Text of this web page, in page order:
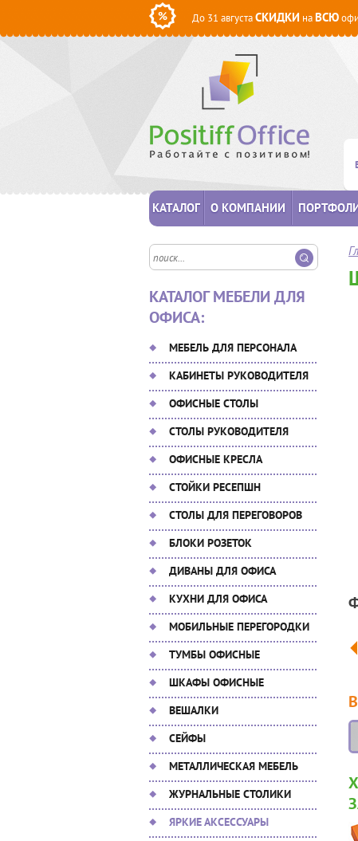
До 31 августаСКИДКИ наВСЮ
КАТАЛОГ О КОМПАНИИ
КАТАЛОГ МЕБЕЛИ ДЛЯ
ОФИСА:
МЕБЕЛЬ ДЛЯ ПЕРСОНАЛА
КАБИНЕТЫ РУКОВОДИТЕЛЯ
ОФИСНЫЕ СТОЛЫ
СТОЛЫ РУКОВОДИТЕЛЯ
ОФИСНЫЕ КРЕСЛА
СТОЙКИ РЕСЕПШН
СТОЛЫ ДЛЯ ПЕРЕГОВОРОВ
БЛОКИ РОЗЕТОК
ДИВАНЫ ДЛЯ ОФИСА
КУХНИ ДЛЯ ОФИСА
МОБИЛЬНЫЕ ПЕРЕГОРОДКИ
ТУМБЫ ОФИСНЫЕ
ШКАФЫ ОФИСНЫЕ
ВЕШАЛКИ
СЕЙФЫ
МЕТАЛЛИЧЕСКАЯ МЕБЕЛЬ
ЖУРНАЛЬНЫЕ СТОЛИКИ
ЯРКИЕ АКСЕССУАРЫ